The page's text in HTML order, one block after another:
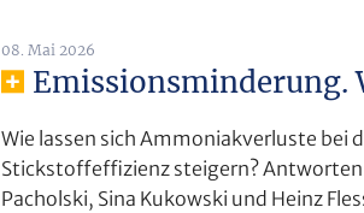
08. Mai 2026
Wie lassen sich Ammoniakverluste bei
Stickstoffeffizienz steigern?
Pacholski, Sina Kukowski und Heinz